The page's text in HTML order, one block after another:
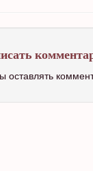
оставлять